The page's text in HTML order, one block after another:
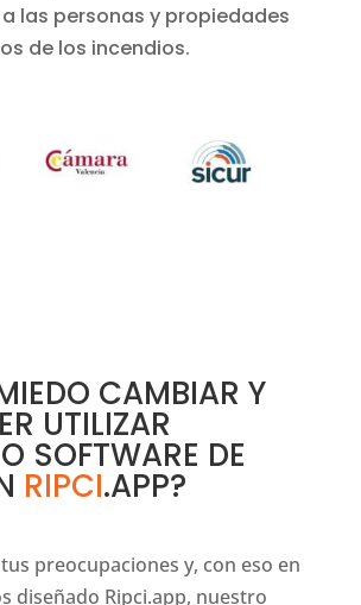
las personas y propiedades
de los incendios.
CAMBIAR Y
UTILIZAR
SOFTWARE DE
RIPCI.APP?
preocupaciones y, con eso en
diseñado Ripci.app, nuestro